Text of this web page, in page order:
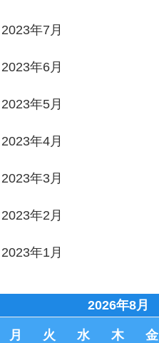
2023年7月
2023年6月
2023年5月
2023年4月
2023年3月
2023年2月
2023年1月
2026年8月
月 火 水 木 金